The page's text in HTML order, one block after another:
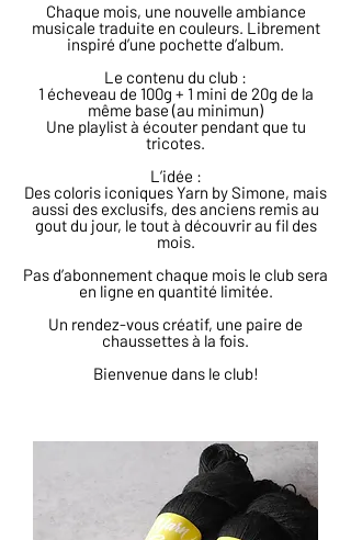
Chaque mois, une nouvelle ambiance
musicale traduite en couleurs. Librement
inspiré d’une pochette d’album.​
Le contenu du club :
1 écheveau de 100g + 1 mini de 20g de la
même base (au minimun)
Une playlist à écouter pendant que tu
tricotes.
L’idée :
Des coloris iconiques Yarn by Simone, mais
aussi des exclusifs, des anciens remis au
gout du jour, le tout à découvrir au fil des
mois.
Pas d’abonnement chaque mois le club sera
en ligne en quantité limitée.
Un rendez-vous créatif, une paire de
chaussettes à la fois.
Bienvenue dans le club!